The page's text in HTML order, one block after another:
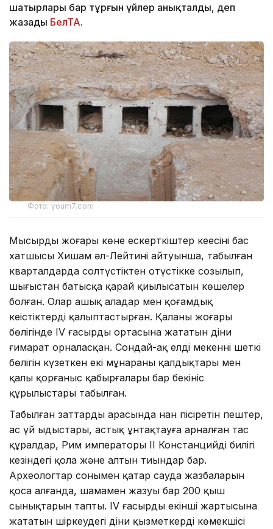
шатырлары бар тұрғын үйлер анықталды, деп
жазады БелТА.
Фото: youm7.com
Мысырдың жоғары көне ескерткіштер кеңесінің бас
хатшысы Хишам әл-Лейтинің айтуынша, табылған
кварталдарда солтүстіктен оңтүстікке созылып,
шығыстан батысқа қарай қиылысатын көшелер
болған. Олар ашық алаңдар мен қоғамдық
кеңістіктерді қалыптастырған. Қаланың жоғары
бөлігінде IV ғасырдың ортасына жататын діни
ғимарат орналасқан. Сондай-ақ елді мекеннің шеткі
бөлігін күзеткен екі мұнараның қалдықтары мен
қалың қорғаныс қабырғалары бар бекініс
құрылыстары табылған.
Табылған заттардың арасында нан пісіретін пештер,
ас үй ыдыстары, астық ұнтақтауға арналған тас
құралдар, Рим императоры II Констанцийдің билігі
кезіндегі қола және алтын тиындар бар.
Археологтар сонымен қатар сауда жазбаларын
қоса алғанда, шамамен жазуы бар 200 қыш
сынықтарын тапты. IV ғасырдың екінші жартысына
жататын шіркеудегі діни қызметкердің көмекшісі